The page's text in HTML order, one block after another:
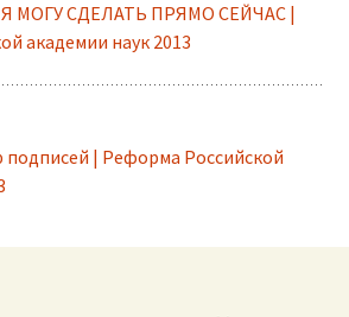
МОГУ СДЕЛАТЬ ПРЯМО СЕЙЧАС |
академии наук 2013
подписей | Реформа Российской